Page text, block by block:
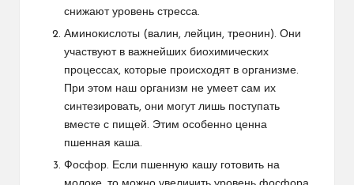
снижают уровень стресса.
Аминокислоты (валин, лейцин, треонин). Они
участвуют в важнейших биохимических
процессах, которые происходят в организме.
При этом наш организм не умеет сам их
синтезировать, они могут лишь поступать
вместе с пищей. Этим особенно ценна
пшенная каша.
Фосфор. Если пшенную кашу готовить на